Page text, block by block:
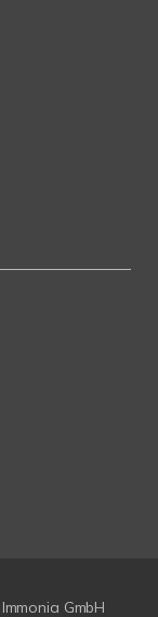
Immonia GmbH